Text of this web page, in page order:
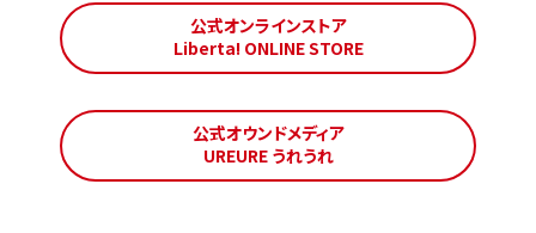
公式オンラインストア
Liberta! ONLINE STORE
公式オウンドメディア
UREURE うれうれ